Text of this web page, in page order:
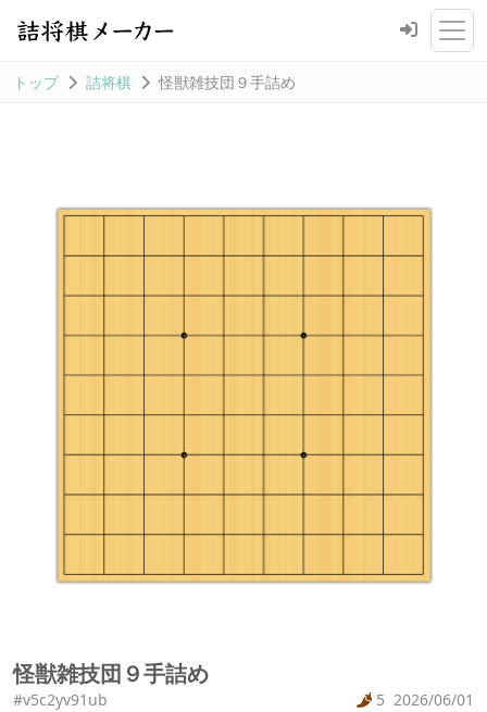
トップ 詰将棋 怪獣雑技団９手詰め
怪獣雑技団９手詰め
#v5c2yv91ub 5 2026/06/01